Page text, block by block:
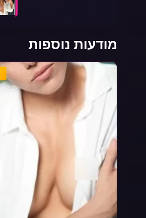
מודעות נוספות